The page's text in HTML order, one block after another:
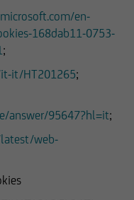
en-
168dab11-0753-
;
it/HT201265;
answer/95647?hl=it;
web-
della propria
altra
al pubblico in
attentamente il
Final
Tutte le